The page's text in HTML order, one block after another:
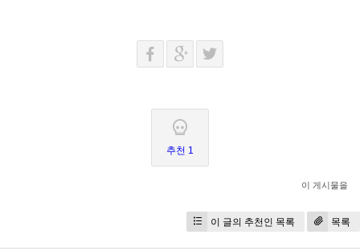
추천 1
이 게시물을
이 글의 추천인 목록 목록